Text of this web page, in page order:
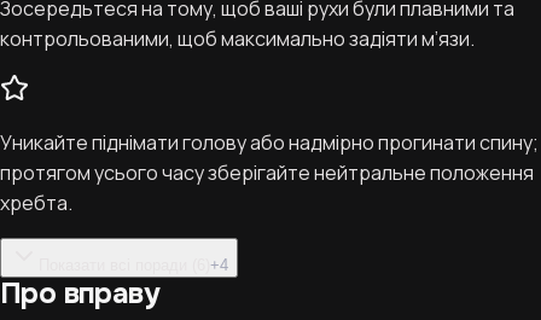
Зосередьтеся на тому, щоб ваші рухи були плавними та
контрольованими, щоб максимально задіяти м’язи.
Уникайте піднімати голову або надмірно прогинати спину;
протягом усього часу зберігайте нейтральне положення
хребта.
+4
Про вправу